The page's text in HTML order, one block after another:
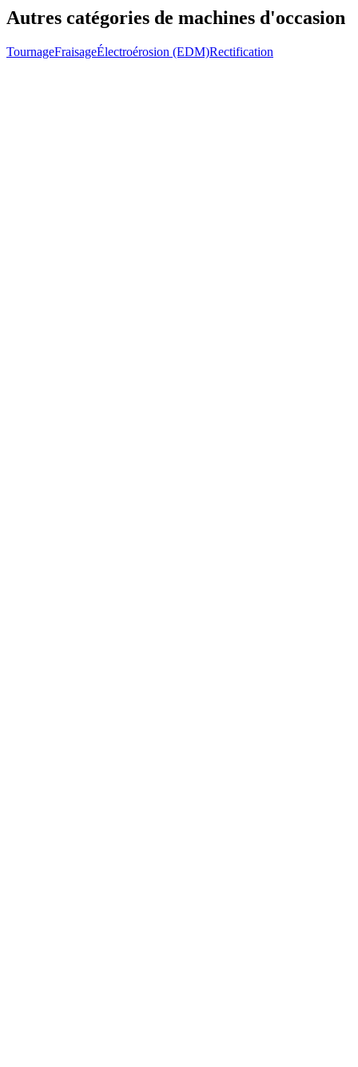
Autres catégories de machines d'occasion
TournageFraisageÉlectroérosion (EDM)Rectification